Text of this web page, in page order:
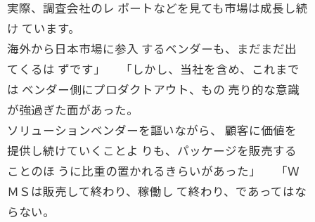
実際、調査会社のレ ポートなどを見ても市場は成長し続
け ています。
海外から日本市場に参入 するベンダーも、まだまだ出
てくるは ずです」 「しかし、当社を含め、これまで
は ベンダー側にプロダクトアウト、もの 売り的な意識
が強過ぎた面があった。
ソリューションベンダーを謳いながら、 顧客に価値を
提供し続けていくことよ りも、パッケージを販売する
ことのほ うに比重の置かれるきらいがあった」 「Ｗ
ＭＳは販売して終わり、稼働し て終わり、であってはな
らない。